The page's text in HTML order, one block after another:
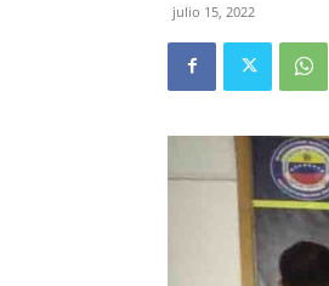
julio 15, 2022